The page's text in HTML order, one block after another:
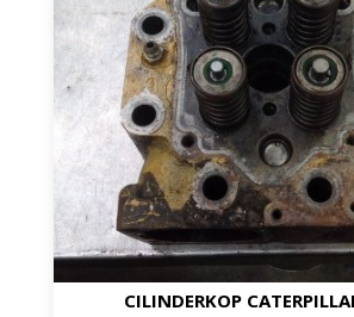
CILINDERKOP